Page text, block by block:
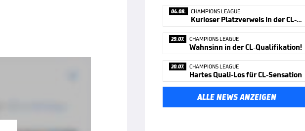
04.08. CHAMPIONS LEAGUE
Kurioser Platzverweis in der CL-Quali
29.07. CHAMPIONS LEAGUE
Wahnsinn in der CL-Qualifikation!
20.07. CHAMPIONS LEAGUE
Hartes Quali-Los für CL-Sensation
ALLE NEWS ANZEIGEN